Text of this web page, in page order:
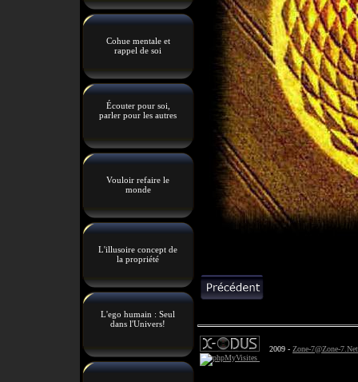
Cohue mentale et
rappel de soi
Écouter pour soi,
parler pour les autres
Vouloir refaire le
monde
L'illusoire concept de
la propriété
L'ego humain : Seul
dans l'Univers!
2009 - Zone-7@Zone-7.Net